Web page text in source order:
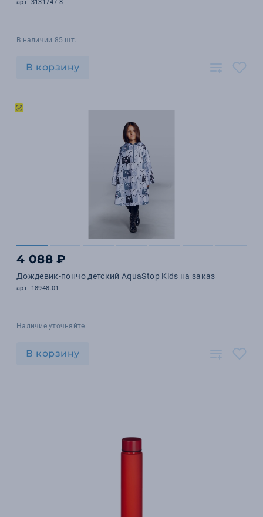
арт. 3131747.8
В наличии 85 шт.
В корзину
4 088 ₽
Дождевик-пончо детский AquaStop Kids на заказ
арт. 18948.01
Наличие уточняйте
В корзину